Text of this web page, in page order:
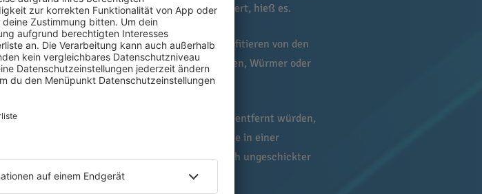
meist in Spanien oder Südfrankreich überwintert, hieß es.
ganze Jahr in Deutschland bleiben. «Diese profitieren von den
ausreichend Nahrung wie Mäuse, Schnecken, Würmer oder
auch legal – mit Genehmigung der Behörden – entfernt würden,
jedoch nicht gelöst», erläuterte der Experte in einer
oder sucht sich einen neuen, der vielleicht noch ungeschickter